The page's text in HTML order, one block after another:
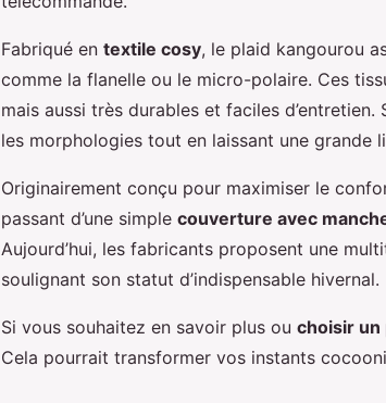
Fabriqué en textile cosy, le plaid kangourou
comme la flanelle ou le micro-polaire. Ces
mais aussi très durables et faciles
les morphologies tout en laissant une grande
Originairement conçu pour maximiser le
passant d’une simple couverture avec
Aujourd’hui, les fabricants proposent une
soulignant son statut d’indispensable hivernal.
Si vous souhaitez en savoir plus ou choisir un
Cela pourrait transformer vos instants